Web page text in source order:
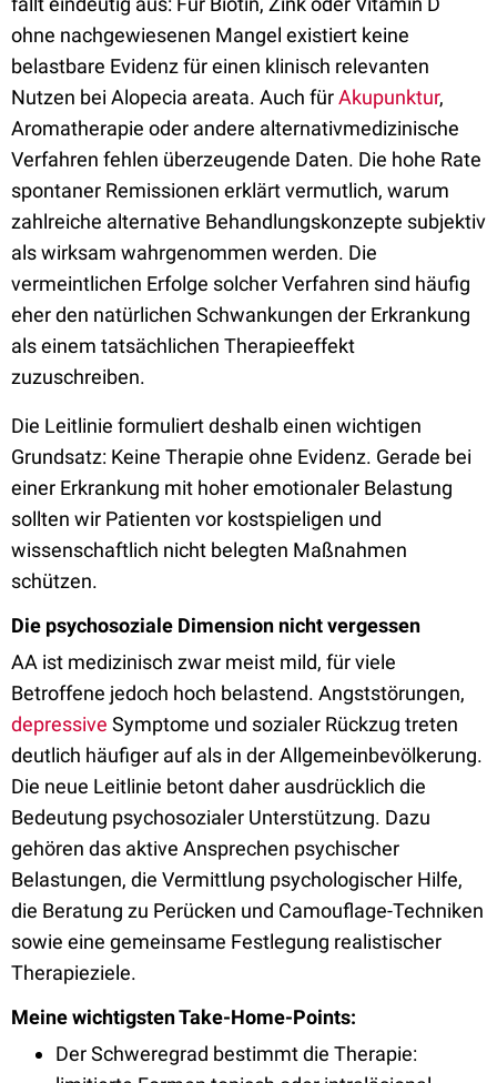
ohne nachgewiesenen Mangel existiert keine
belastbare Evidenz für einen klinisch relevanten
Nutzen bei Alopecia areata. Auch fürAkupunktur,
Aromatherapie oder andere alternativmedizinische
Verfahren fehlen überzeugende Daten. Die hohe Rate
spontaner Remissionen erklärt vermutlich, warum
zahlreiche alternative Behandlungskonzepte subjektiv
als wirksam wahrgenommen werden. Die
vermeintlichen Erfolge solcher Verfahren sind häufig
eher den natürlichen Schwankungen der Erkrankung
als einem tatsächlichen Therapieeffekt
zuzuschreiben.
Die Leitlinie formuliert deshalb einen wichtigen
Grundsatz: Keine Therapie ohne Evidenz. Gerade bei
einer Erkrankung mit hoher emotionaler Belastung
sollten wir Patienten vor kostspieligen und
wissenschaftlich nicht belegten Maßnahmen
schützen.
Die psychosoziale Dimension nicht vergessen
AA ist medizinisch zwar meist mild, für viele
Betroffene jedoch hoch belastend. Angststörungen,
depressive Symptome und sozialer Rückzug treten
deutlich häufiger auf als in der Allgemeinbevölkerung.
Die neue Leitlinie betont daher ausdrücklich die
Bedeutung psychosozialer Unterstützung. Dazu
gehören das aktive Ansprechen psychischer
Belastungen, die Vermittlung psychologischer Hilfe,
die Beratung zu Perücken und Camouflage-Techniken
sowie eine gemeinsame Festlegung realistischer
Therapieziele.
Meine wichtigsten Take-Home-Points:
Der Schweregrad bestimmt die Therapie: